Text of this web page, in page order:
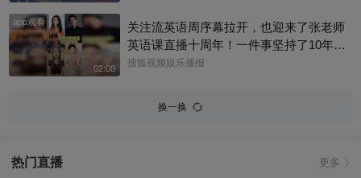
app观看
02:08
关注流英语周序幕拉开，也迎来了张老师
英语课直播十周年！一件事坚持了10年真
的太酷了，大家有没有跟着张老师的课
味儿了，飙英文的片段甚至堪比口语范
编一起来感受下什么叫开口即高级吧！@
搜狐视频娱乐播报
换一换
热门直播 更多